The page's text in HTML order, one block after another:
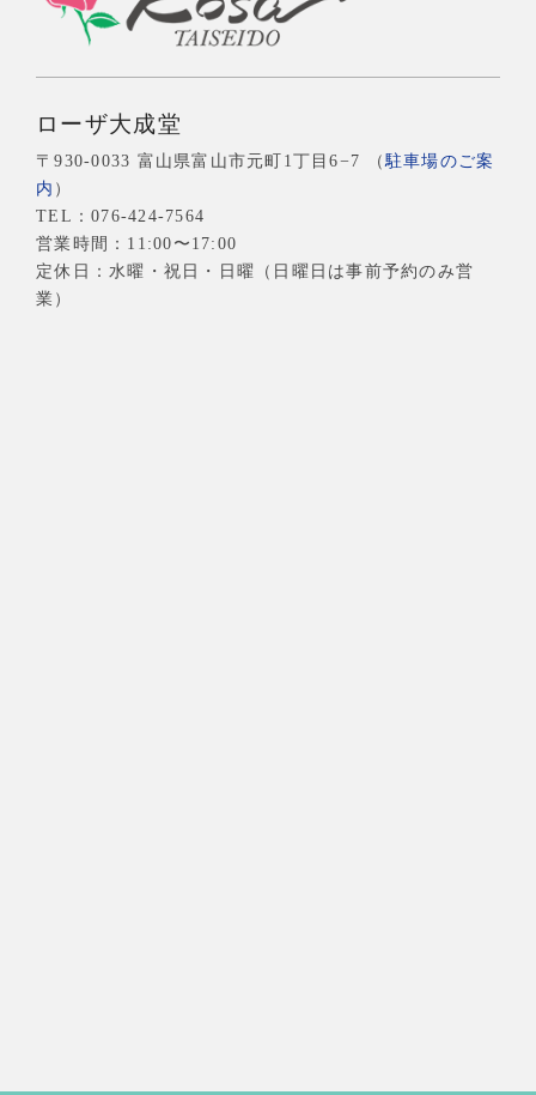
ローザ大成堂
〒930-0033 富山県富山市元町1丁目6−7 （駐車場のご案
内 ）
TEL：076-424-7564
営業時間：11:00〜17:00
定休日：水曜・祝日・日曜（日曜日は事前予約のみ営
業）